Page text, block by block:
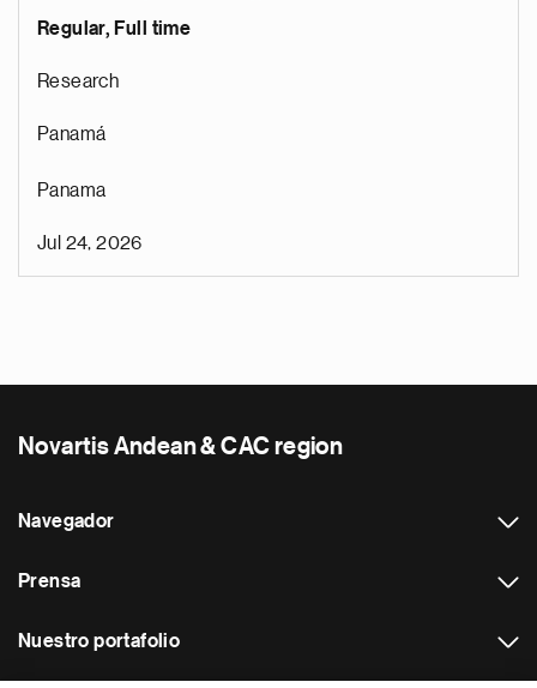
Regular, Full time
Research
Panamá
Panama
Jul 24, 2026
Novartis Andean & CAC region
Navegador
Prensa
Nuestro portafolio